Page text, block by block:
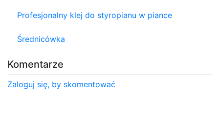
Profesjonalny klej do styropianu w piance
Średnicówka
Komentarze
Zaloguj się, by skomentować